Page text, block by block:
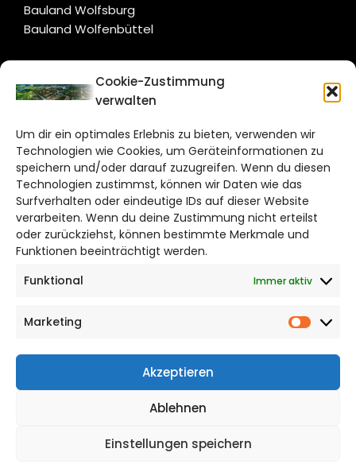
Cookie-Zustimmung
verwalten
Um dir ein optimales Erlebnis zu bieten, verwenden wir
Technologien wie Cookies, um Geräteinformationen zu
speichern und/oder darauf zuzugreifen. Wenn du diesen
Technologien zustimmst, können wir Daten wie das
Surfverhalten oder eindeutige IDs auf dieser Website
verarbeiten. Wenn du deine Zustimmung nicht erteilst
oder zurückziehst, können bestimmte Merkmale und
Funktionen beeinträchtigt werden.
Funktional
Immer aktiv
Marketing
Akzeptieren
Ablehnen
Einstellungen speichern
Bauland Wolfsburg
Bauland Wolfenbüttel
CITYLIFE!
Bruchtorwall 12
38100 Braunschweig
Telefon: 0531 387220 – 65
DAS STADTMAGAZIN FÜR
SALZGITTER
Impressum
Cookie Richtlinie
CITYLIFE! BEI FACEBOOK